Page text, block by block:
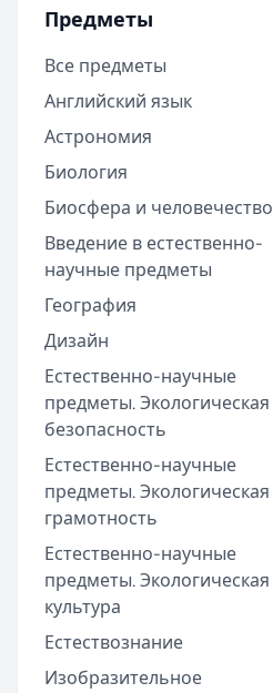
Предметы
Все предметы
Английский язык
Астрономия
Биология
Биосфера и человечество
Введение в естественно-
научные предметы
География
Дизайн
Естественно-научные
предметы. Экологическая
безопасность
Естественно-научные
предметы. Экологическая
грамотность
Естественно-научные
предметы. Экологическая
культура
Естествознание
Изобразительное